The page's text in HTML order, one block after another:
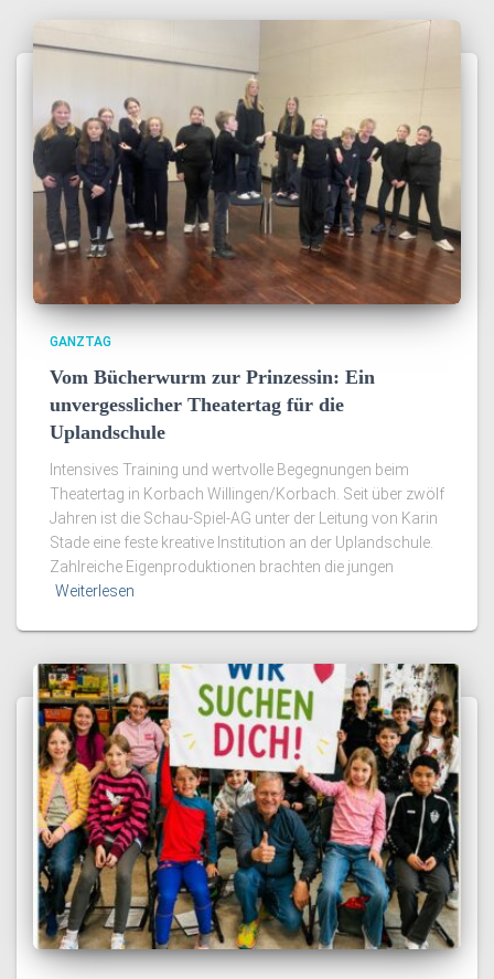
GANZTAG
Vom Bücherwurm zur Prinzessin: Ein
unvergesslicher Theatertag für die
Uplandschule
Intensives Training und wertvolle Begegnungen beim
Theatertag in Korbach Willingen/Korbach. Seit über zwölf
Jahren ist die Schau-Spiel-AG unter der Leitung von Karin
Stade eine feste kreative Institution an der Uplandschule.
Zahlreiche Eigenproduktionen brachten die jungen
Weiterlesen